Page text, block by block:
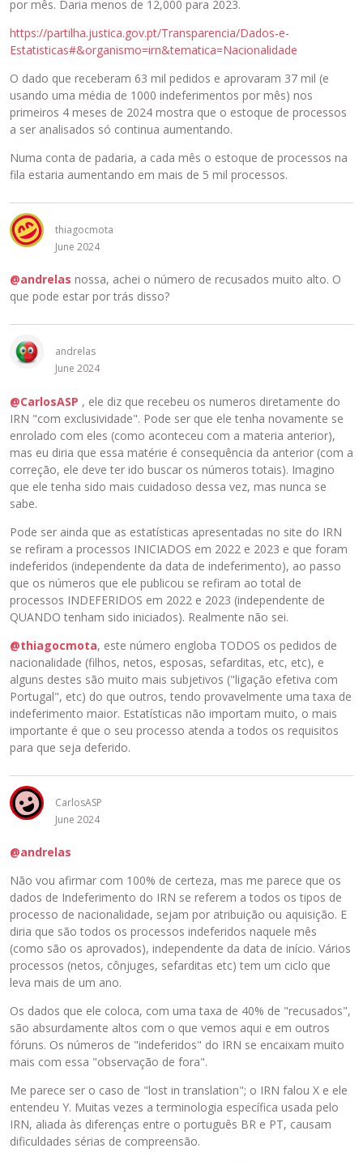
ç
ã
o
b
a
i
x
o
.
P
a
r
v
i
s
u
z
l
m
i
n
t
e
r
p
s
o
n
e
o
b
o
o
-
v
i
s
u
a
z
a
ç
ã
o
a
b
a
por mês. Daria menos de 12,000 para 2023.
https://partilha.justica.gov.pt/Transparencia/Dados-e-
Estatisticas#&organismo=irn&tematica=Nacionalidade
O dado que receberam 63 mil pedidos e aprovaram 37 mil (e
usando uma média de 1000 indeferimentos por mês) nos
primeiros 4 meses de 2024 mostra que o estoque de processos
a ser analisados só continua aumentando.
Numa conta de padaria, a cada mês o estoque de processos na
fila estaria aumentando em mais de 5 mil processos.
thiagocmota
June 2024
@andrelas nossa, achei o número de recusados muito alto. O
que pode estar por trás disso?
andrelas
June 2024
@CarlosASP , ele diz que recebeu os numeros diretamente do
IRN "com exclusividade". Pode ser que ele tenha novamente se
enrolado com eles (como aconteceu com a materia anterior),
mas eu diria que essa matérie é consequência da anterior (com a
correção, ele deve ter ido buscar os números totais). Imagino
que ele tenha sido mais cuidadoso dessa vez, mas nunca se
sabe.
Pode ser ainda que as estatísticas apresentadas no site do IRN
se refiram a processos INICIADOS em 2022 e 2023 e que foram
indeferidos (independente da data de indeferimento), ao passo
que os números que ele publicou se refiram ao total de
processos INDEFERIDOS em 2022 e 2023 (independente de
QUANDO tenham sido iniciados). Realmente não sei.
@thiagocmota, este número engloba TODOS os pedidos de
nacionalidade (filhos, netos, esposas, sefarditas, etc, etc), e
alguns destes são muito mais subjetivos ("ligação efetiva com
Portugal", etc) do que outros, tendo provavelmente uma taxa de
indeferimento maior. Estatísticas não importam muito, o mais
importante é que o seu processo atenda a todos os requisitos
para que seja deferido.
CarlosASP
June 2024
@andrelas
Não vou afirmar com 100% de certeza, mas me parece que os
dados de Indeferimento do IRN se referem a todos os tipos de
processo de nacionalidade, sejam por atribuição ou aquisição. E
diria que são todos os processos indeferidos naquele mês
(como são os aprovados), independente da data de início. Vários
processos (netos, cônjuges, sefarditas etc) tem um ciclo que
leva mais de um ano.
Os dados que ele coloca, com uma taxa de 40% de "recusados",
são absurdamente altos com o que vemos aqui e em outros
fóruns. Os números de "indeferidos" do IRN se encaixam muito
mais com essa "observação de fora".
Me parece ser o caso de "lost in translation"; o IRN falou X e ele
entendeu Y. Muitas vezes a terminologia específica usada pelo
IRN, aliada às diferenças entre o português BR e PT, causam
dificuldades sérias de compreensão.